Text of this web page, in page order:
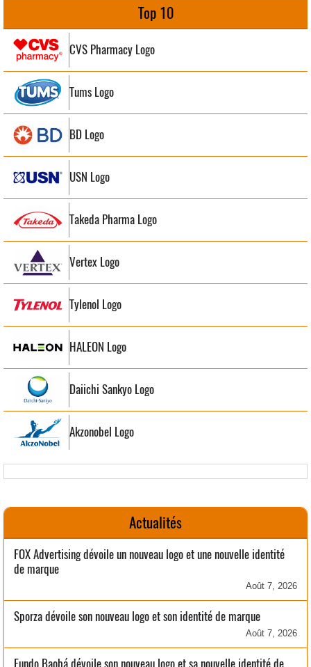
Top 10
CVS Pharmacy Logo
Tums Logo
BD Logo
USN Logo
Takeda Pharma Logo
Vertex Logo
Tylenol Logo
HALEON Logo
Daiichi Sankyo Logo
Akzonobel Logo
Actualités
FOX Advertising dévoile un nouveau logo et une nouvelle identité
de marque
Août 7, 2026
Sporza dévoile son nouveau logo et son identité de marque
Août 7, 2026
Fundo Baobá dévoile son nouveau logo et sa nouvelle identité de